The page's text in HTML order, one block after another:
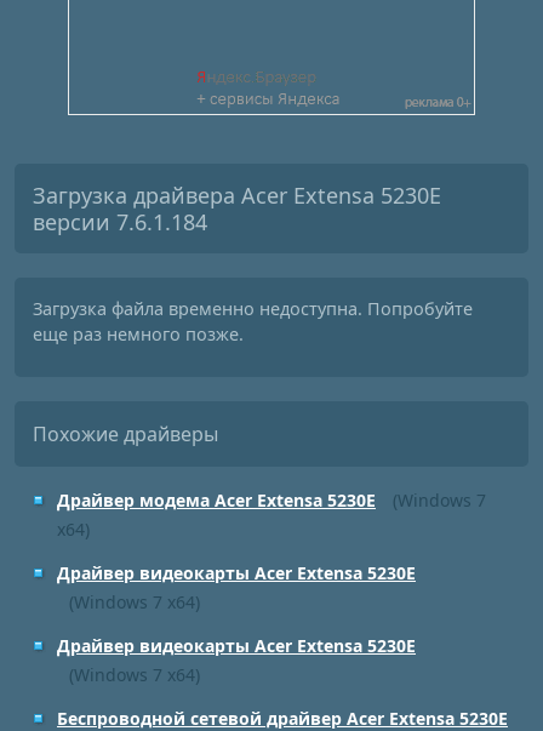
Загрузка драйвера Acer Extensa 5230E
версии 7.6.1.184
Загрузка файла временно недоступна. Попробуйте
еще раз немного позже.
Похожие драйверы
Драйвер модема Acer Extensa 5230E
(Windows 7
x64)
Драйвер видеокарты Acer Extensa 5230E
(Windows 7 x64)
Драйвер видеокарты Acer Extensa 5230E
(Windows 7 x64)
Беспроводной сетевой драйвер Acer Extensa 5230E